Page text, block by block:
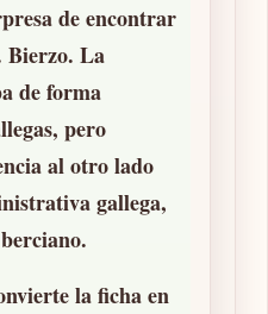
de encontrar
Bierzo. La
de forma
pero
al otro lado
gallega,
la ficha en